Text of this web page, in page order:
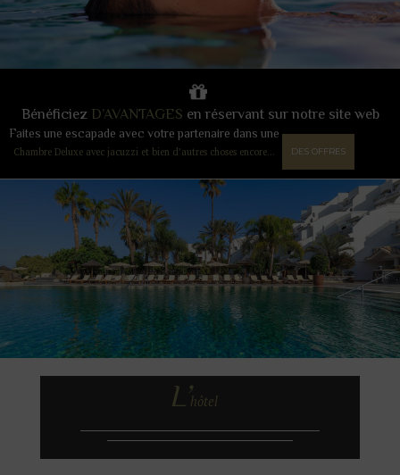
Bénéficiez D’AVANTAGES en réservant sur notre site web
Faites une escapade avec votre partenaire dans une
Chambre Deluxe avec jacuzzi et bien d’autres choses encore… DES OFFRES
L’ hôtel